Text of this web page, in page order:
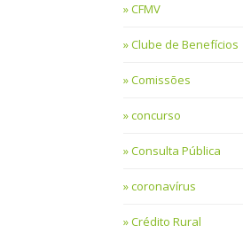
CFMV
Clube de Benefícios
Comissões
concurso
Consulta Pública
coronavírus
Crédito Rural